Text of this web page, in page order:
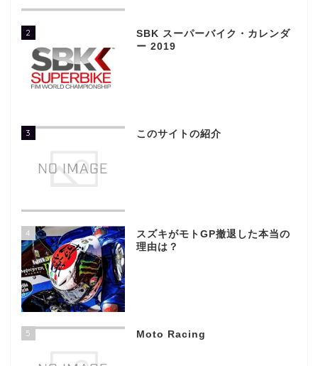
2
SBK スーパーバイク・カレンダ
ー 2019
3 このサイトの紹介
4
スズキがモトGP撤退した本当の
理由は？
5 Moto Racing